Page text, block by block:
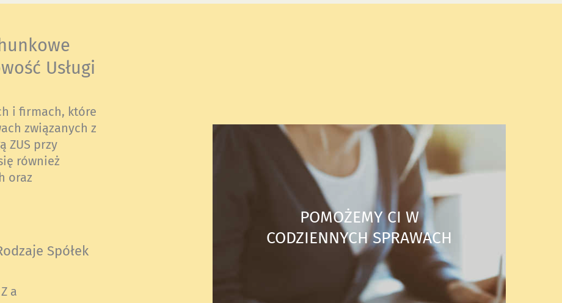
Usługi
i firmach, które
związanych z
ZUS przy
również
oraz
Spółek
a
POMOŻEMY CI W
CODZIENNYCH SPRAWACH